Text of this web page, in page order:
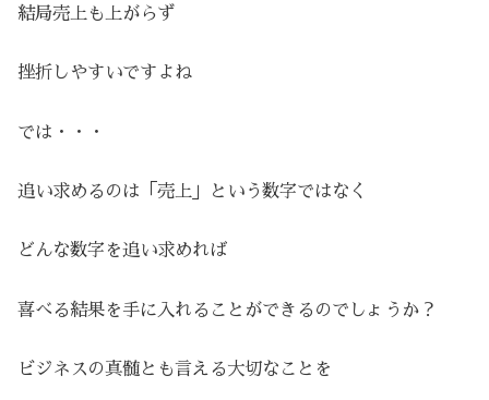
結局売上も上がらず
挫折しやすいですよね
では・・・
追い求めるのは「売上」という数字ではなく
どんな数字を追い求めれば
喜べる結果を手に入れることができるのでしょうか？
ビジネスの真髄とも言える大切なことを